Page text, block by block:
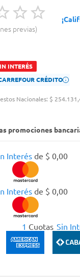
previas
INTERÉS
CRÉDITO
Nacionales: $
promociones
1 Cuotas Sin
Interés de $ 0,00
Interés de $ 0,00